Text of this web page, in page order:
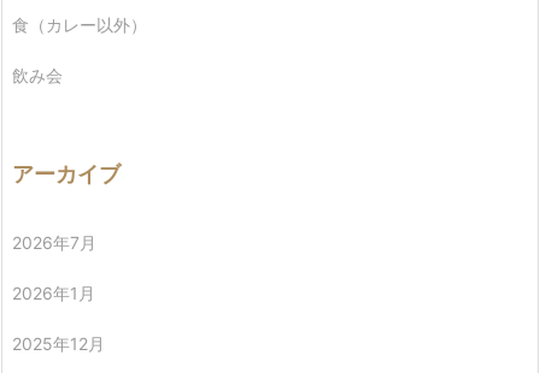
食（カレー以外）
飲み会
アーカイブ
2026年7月
2026年1月
2025年12月